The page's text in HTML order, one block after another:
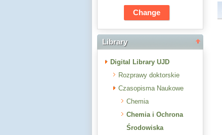
Library
Digital Library UJD
Rozprawy doktorskie
Czasopisma Naukowe
Chemia
Chemia i Ochrona
Środowiska